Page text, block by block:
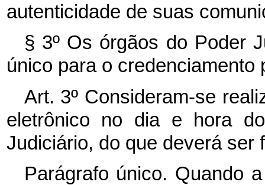
autenticidade de suas
§ 3º Os órgãos do Poder
único para o credenciamento
Art. 3º Consideram-se
eletrônico no dia e hora
Judiciário, do que deverá ser
Parágrafo único. Quando